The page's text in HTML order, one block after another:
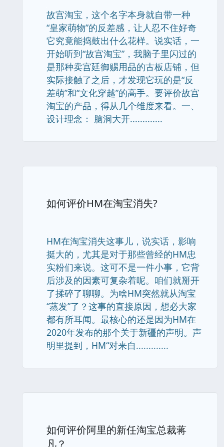
故宫淘宝，这个名字本身就自带一种
“皇家萌物”的反差感，让人忍不住好奇
它究竟能捣鼓出什么花样。说实话，一
开始听到“故宫淘宝”，我脑子里闪过的
是那种卖宫廷御赐用品的古板店铺，但
实际接触了之后，才发现它玩的是“反
差萌”和“文化穿越”的高手。要评价故宫
淘宝的产品，得从几个维度来看。一、
设计理念： 脑洞大开.............
如何评价HM在淘宝消失?
HM在淘宝消失这事儿，说实话，影响
挺大的，尤其是对于那些曾经的HM忠
实粉们来说。这可不是一件小事，它背
后涉及的因素可复杂着呢。咱们就掰开
了揉碎了聊聊。为啥HM突然就从淘宝
“蒸发”了？这事的直接原因，想必大家
都有所耳闻。最核心的还是因为HM在
2020年发布的那个关于新疆的声明。声
明里提到，HM“对来自.............
如何评价阿里的新任淘宝总裁蒋
凡？